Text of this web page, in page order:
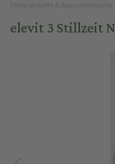
Mineralstoffe & Spurenelemente
elevit 3 Stillzeit